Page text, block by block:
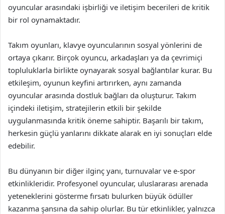
oyuncular arasındaki işbirliği ve iletişim becerileri de kritik
bir rol oynamaktadır.
Takım oyunları, klavye oyuncularının sosyal yönlerini de
ortaya çıkarır. Birçok oyuncu, arkadaşları ya da çevrimiçi
topluluklarla birlikte oynayarak sosyal bağlantılar kurar. Bu
etkileşim, oyunun keyfini artırırken, aynı zamanda
oyuncular arasında dostluk bağları da oluşturur. Takım
içindeki iletişim, stratejilerin etkili bir şekilde
uygulanmasında kritik öneme sahiptir. Başarılı bir takım,
herkesin güçlü yanlarını dikkate alarak en iyi sonuçları elde
edebilir.
Bu dünyanın bir diğer ilginç yanı, turnuvalar ve e-spor
etkinlikleridir. Profesyonel oyuncular, uluslararası arenada
yeteneklerini gösterme fırsatı bulurken büyük ödüller
kazanma şansına da sahip olurlar. Bu tür etkinlikler, yalnızca